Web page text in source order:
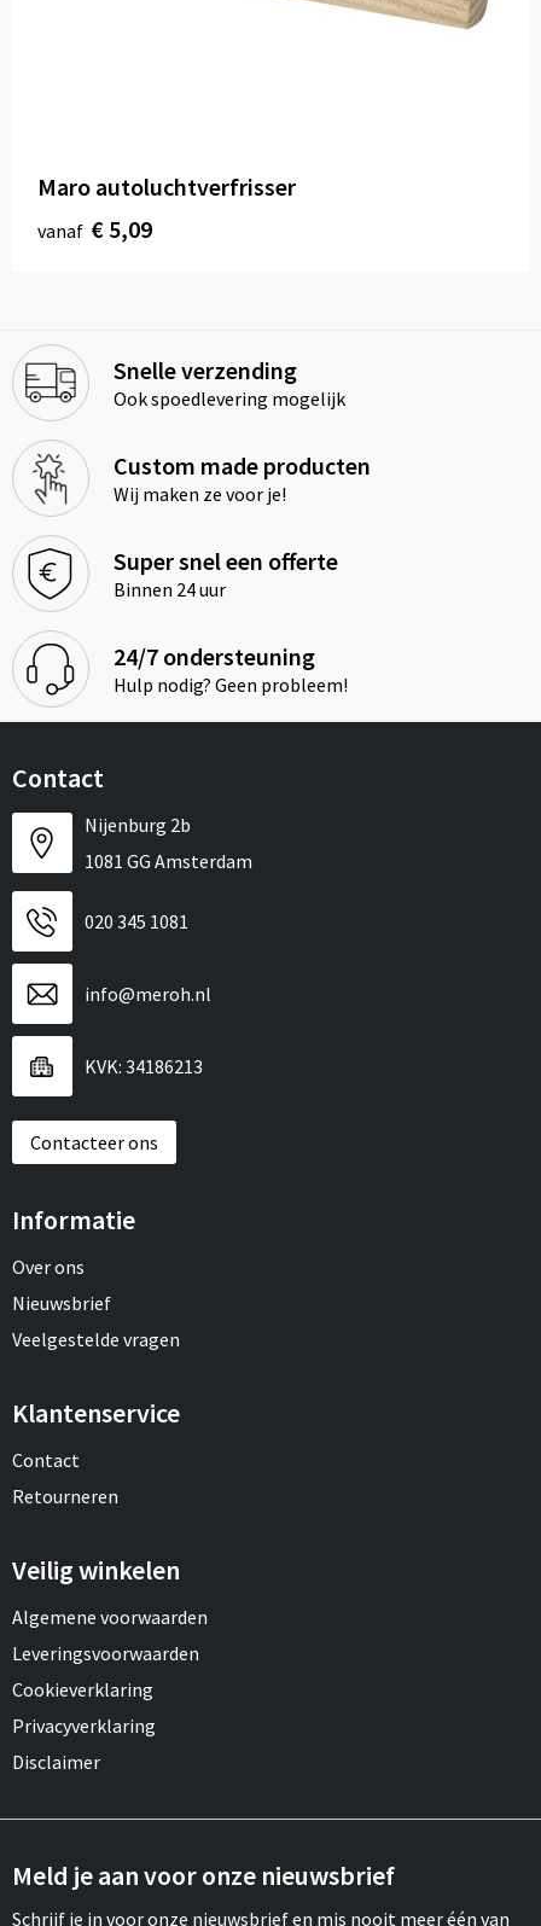
Maro autoluchtverfrisser
vanaf € 5,09
Snelle verzending
Ook spoedlevering mogelijk
Custom made producten
Wij maken ze voor je!
Super snel een offerte
Binnen 24 uur
24/7 ondersteuning
Hulp nodig? Geen probleem!
Contact
Nijenburg 2b
1081 GG Amsterdam
020 345 1081
info@meroh.nl
KVK: 34186213
Contacteer ons
Informatie
Over ons
Nieuwsbrief
Veelgestelde vragen
Klantenservice
Contact
Retourneren
Veilig winkelen
Algemene voorwaarden
Leveringsvoorwaarden
Cookieverklaring
Privacyverklaring
Disclaimer
Meld je aan voor onze nieuwsbrief
Schrijf je in voor onze nieuwsbrief en mis nooit meer één van